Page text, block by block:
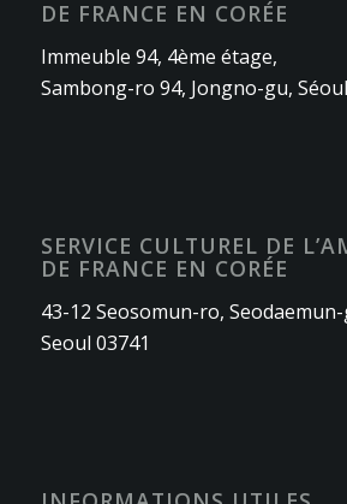
DE FRANCE EN CORÉE
Immeuble 94, 4ème étage,
Sambong-ro 94, Jongno-gu, Séoul
SERVICE CULTUREL DE
DE FRANCE EN CORÉE
43-12 Seosomun-ro,
Seoul 03741